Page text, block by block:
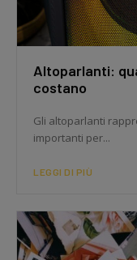
Altoparlanti:
costano
Gli altoparlanti
importanti per...
LEGGI DI PIÙ